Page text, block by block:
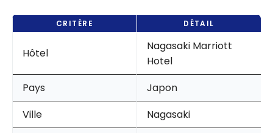
CRITÈRE DÉTAIL
Hôtel
Nagasaki Marriott
Hotel
Pays
Japon
Ville
Nagasaki